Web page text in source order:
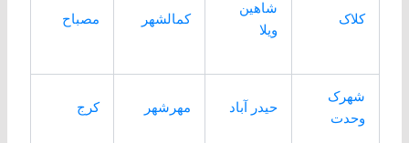
کلاک
شاهین
ویلا
کمالشهر مصباح
شهرک
وحدت
حیدر آباد مهرشهر کرج